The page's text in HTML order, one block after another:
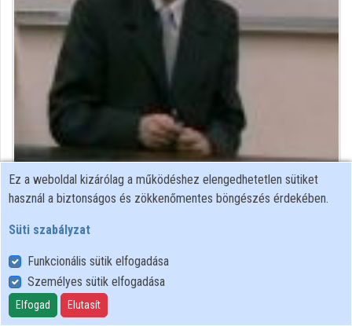
Közreműködő felvételei
Névjegyek
Névjegy
ELTE IK, Média- és Oktatásinformatikai Tanszék
Ez a weboldal kizárólag a működéshez elengedhetetlen sütiket
használ a biztonságos és zökkenőmentes böngészés érdekében.
Süti szabályzat
Funkcionális sütik elfogadása
Személyes sütik elfogadása
Elfogad Elutasít